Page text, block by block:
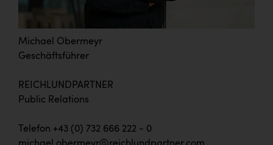
Michael Obermeyr
Geschäftsführer
REICHLUNDPARTNER
Public Relations
Telefon +43 (0) 732 666 222 - 0